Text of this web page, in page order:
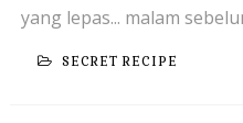
yang lepas... malam
SECRET RECIPE